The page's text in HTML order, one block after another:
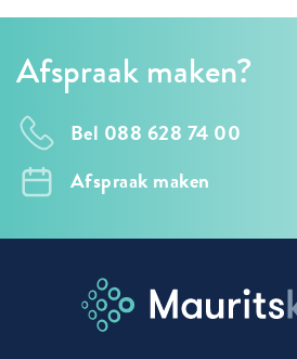
Afspraak maken?
Bel 088 628 74 00
Afspraak maken